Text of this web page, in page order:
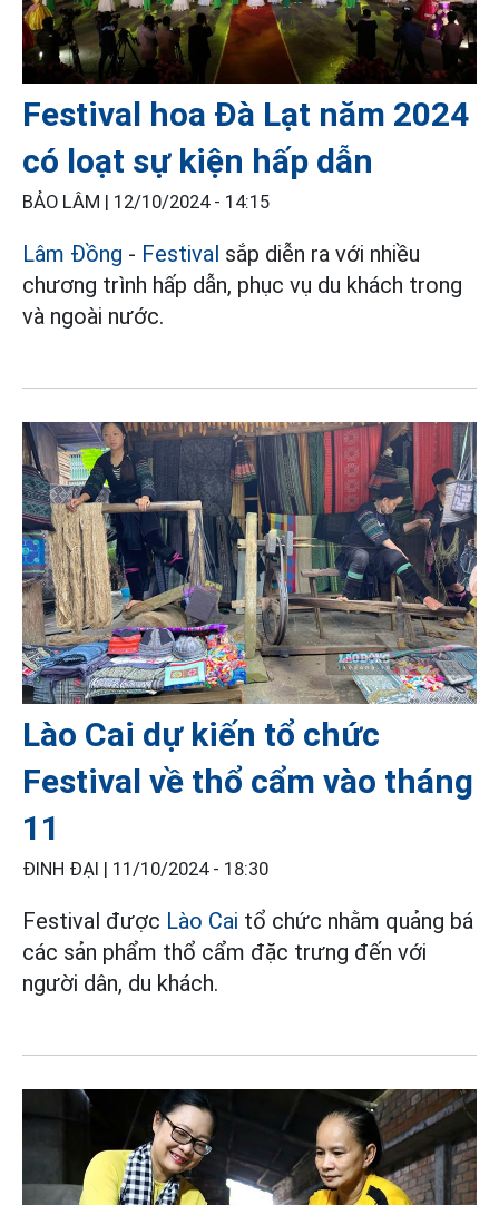
Festival hoa Đà Lạt năm 2024
có loạt sự kiện hấp dẫn
BẢO LÂM | 12/10/2024 - 14:15
Lâm Đồng - Festival sắp diễn ra với nhiều
chương trình hấp dẫn, phục vụ du khách trong
và ngoài nước.
Lào Cai dự kiến tổ chức
Festival về thổ cẩm vào tháng
11
ĐINH ĐẠI | 11/10/2024 - 18:30
Festival được Lào Cai tổ chức nhằm quảng bá
các sản phẩm thổ cẩm đặc trưng đến với
người dân, du khách.